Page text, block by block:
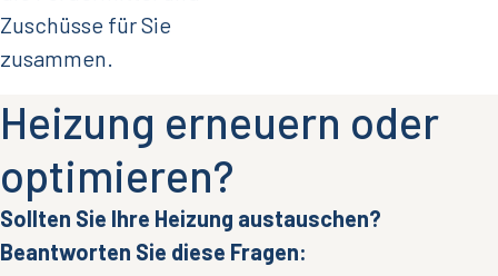
Zuschüsse für Sie
zusammen.
Heizung erneuern oder
optimieren?
Sollten Sie Ihre Heizung austauschen?
Beantworten Sie diese Fragen: